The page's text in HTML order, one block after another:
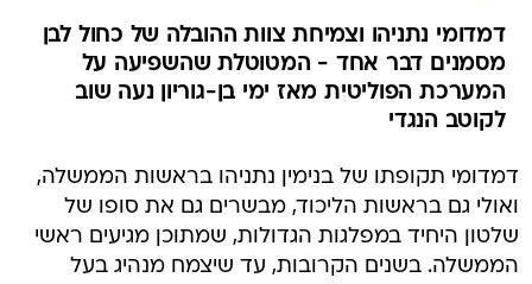
דמדומי נתניהו וצמיחת צוות ההובלה של כחול לבן
מסמנים דבר אחד - המטוטלת שהשפיעה על
המערכת הפוליטית מאז ימי בן-גוריון נעה שוב
לקוטב הנגדי
דמדומי תקופתו של בנימין נתניהו בראשות הממשלה,
ואולי גם בראשות הליכוד, מבשרים גם את סופו של
שלטון היחיד במפלגות הגדולות, שמתוכן מגיעים ראשי
הממשלה. בשנים הקרובות, עד שיצמח מנהיג בעל